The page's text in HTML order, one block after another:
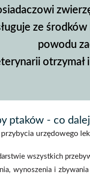
ze
powodu
otrzymał
ptaków - co
przybycia urzędowego
wszystkich
wynoszenia i